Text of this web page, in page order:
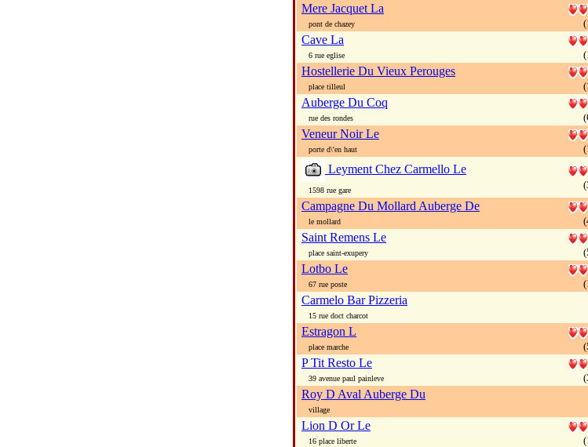
Mere Jacquet La
pont de chazey
Cave La
6 rue eglise
Hostellerie Du Vieux Perouges
place tilleul
Auberge Du Coq
rue des rondes
Veneur Noir Le
porte d\'en haut
Leyment Chez Carmello Le
1598 rue gare
Campagne Du Mollard Auberge De
le mollard
Saint Remens Le
place saint-exupery
Lotbo Le
67 rue poste
Carmelo Bar Pizzeria
15 rue doct charcot
Estragon L
place marche
P Tit Resto Le
39 avenue paul painleve
Roy D Aval Auberge Du
village
Lion D Or Le
16 place liberte